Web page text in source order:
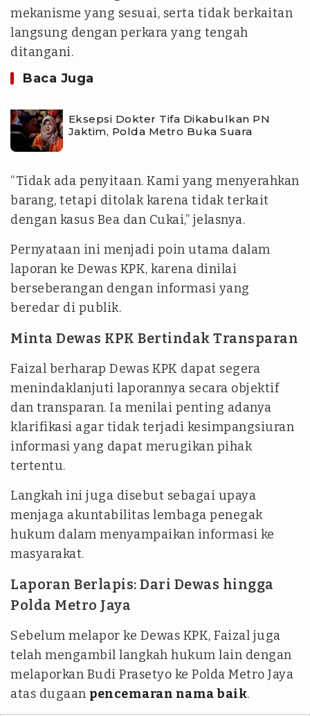
mekanisme yang sesuai, serta tidak berkaitan
langsung dengan perkara yang tengah
ditangani.
Baca Juga
Eksepsi Dokter Tifa Dikabulkan PN
Jaktim, Polda Metro Buka Suara
“Tidak ada penyitaan. Kami yang menyerahkan
barang, tetapi ditolak karena tidak terkait
dengan kasus Bea dan Cukai,” jelasnya.
Pernyataan ini menjadi poin utama dalam
laporan ke Dewas KPK, karena dinilai
berseberangan dengan informasi yang
beredar di publik.
Minta Dewas KPK Bertindak Transparan
Faizal berharap Dewas KPK dapat segera
menindaklanjuti laporannya secara objektif
dan transparan. Ia menilai penting adanya
klarifikasi agar tidak terjadi kesimpangsiuran
informasi yang dapat merugikan pihak
tertentu.
Langkah ini juga disebut sebagai upaya
menjaga akuntabilitas lembaga penegak
hukum dalam menyampaikan informasi ke
masyarakat.
Laporan Berlapis: Dari Dewas hingga
Polda Metro Jaya
Sebelum melapor ke Dewas KPK, Faizal juga
telah mengambil langkah hukum lain dengan
melaporkan Budi Prasetyo ke Polda Metro Jaya
atas dugaan pencemaran nama baik.